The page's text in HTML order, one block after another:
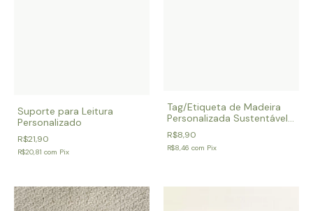
Suporte para Leitura
Personalizado
R$21,90
R$20,81 com Pix
Tag/Etiqueta de Madeira
Personalizada Sustentável
para Roupas e Produtos
R$8,90
R$8,46 com Pix